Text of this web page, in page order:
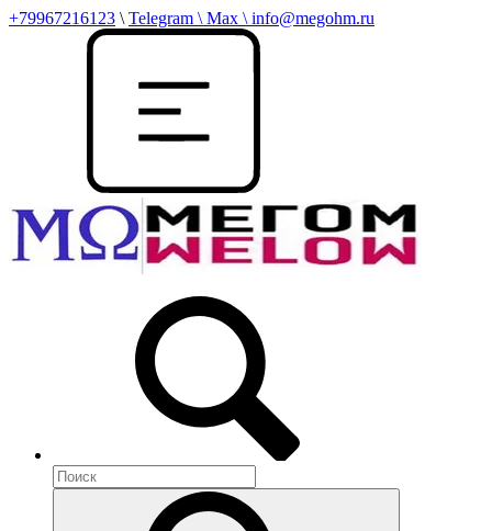
+79967216123 \ Telegram \ Max \ info@megohm.ru